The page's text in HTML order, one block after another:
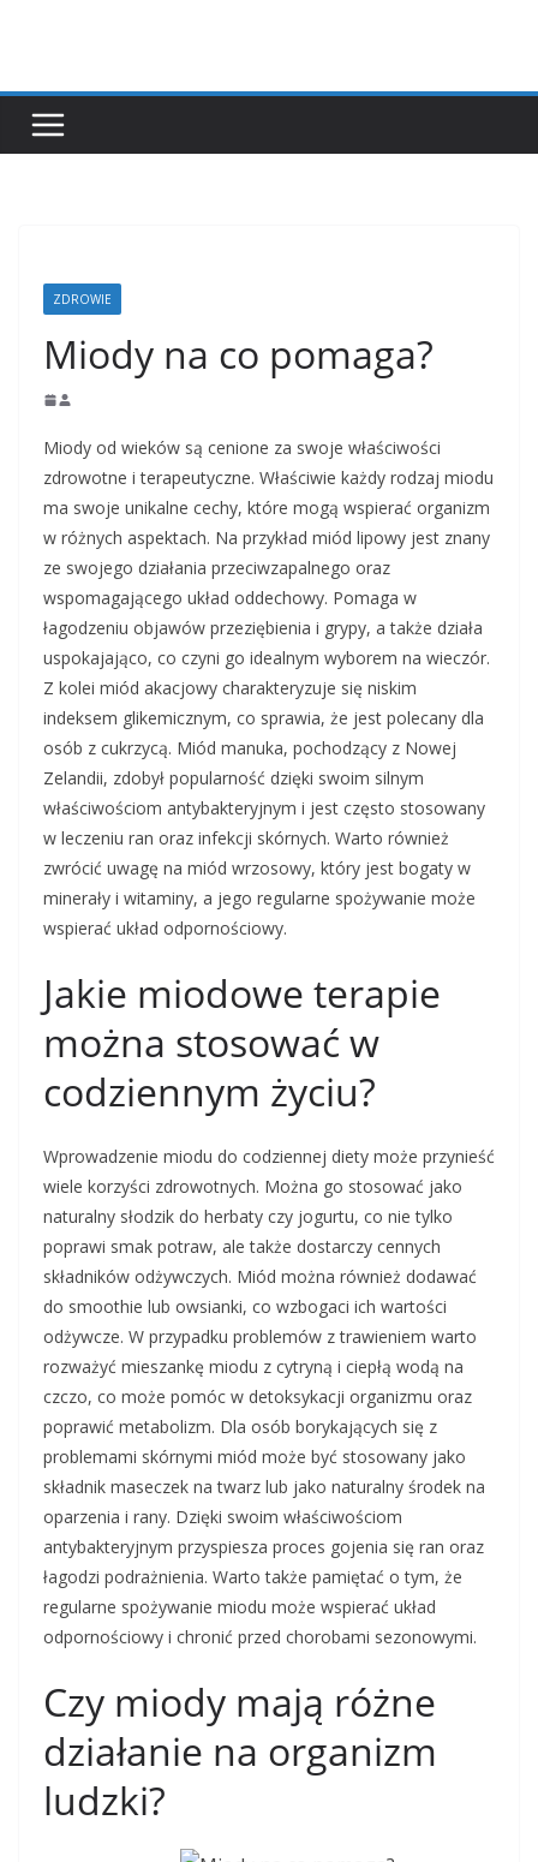
ZDROWIE
Miody na co pomaga?
Miody od wieków są cenione za swoje właściwości
zdrowotne i terapeutyczne. Właściwie każdy rodzaj miodu
ma swoje unikalne cechy, które mogą wspierać organizm
w różnych aspektach. Na przykład miód lipowy jest znany
ze swojego działania przeciwzapalnego oraz
wspomagającego układ oddechowy. Pomaga w
łagodzeniu objawów przeziębienia i grypy, a także działa
uspokajająco, co czyni go idealnym wyborem na wieczór.
Z kolei miód akacjowy charakteryzuje się niskim
indeksem glikemicznym, co sprawia, że jest polecany dla
osób z cukrzycą. Miód manuka, pochodzący z Nowej
Zelandii, zdobył popularność dzięki swoim silnym
właściwościom antybakteryjnym i jest często stosowany
w leczeniu ran oraz infekcji skórnych. Warto również
zwrócić uwagę na miód wrzosowy, który jest bogaty w
minerały i witaminy, a jego regularne spożywanie może
wspierać układ odpornościowy.
Jakie miodowe terapie
można stosować w
codziennym życiu?
Wprowadzenie miodu do codziennej diety może przynieść
wiele korzyści zdrowotnych. Można go stosować jako
naturalny słodzik do herbaty czy jogurtu, co nie tylko
poprawi smak potraw, ale także dostarczy cennych
składników odżywczych. Miód można również dodawać
do smoothie lub owsianki, co wzbogaci ich wartości
odżywcze. W przypadku problemów z trawieniem warto
rozważyć mieszankę miodu z cytryną i ciepłą wodą na
czczo, co może pomóc w detoksykacji organizmu oraz
poprawić metabolizm. Dla osób borykających się z
problemami skórnymi miód może być stosowany jako
składnik maseczek na twarz lub jako naturalny środek na
oparzenia i rany. Dzięki swoim właściwościom
antybakteryjnym przyspiesza proces gojenia się ran oraz
łagodzi podrażnienia. Warto także pamiętać o tym, że
regularne spożywanie miodu może wspierać układ
odpornościowy i chronić przed chorobami sezonowymi.
Czy miody mają różne
działanie na organizm
ludzki?